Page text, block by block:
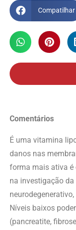
Compatilhar
Comentários
É uma vitamina
danos nas
forma mais ativa é
na investigação
Níveis baixos
(pancreatite,